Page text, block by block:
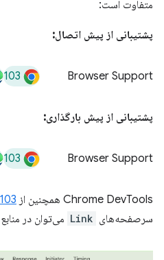
متفاوت است:
پشتیبانی از پیش اتصال:
Browser Support
103
پشتیبانی از پیش بارگذاری:
Browser Support
103
Chrome DevTools همچنین از 103 Early Hints پشتیبانی می‌کند
سرصفحه‌های Link می‌توان در